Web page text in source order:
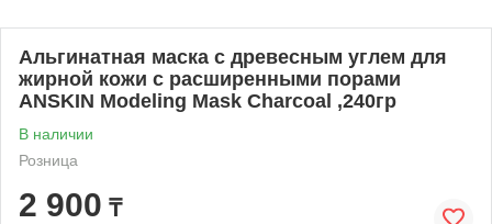
Альгинатная маска с древесным углем для
жирной кожи с расширенными порами
ANSKIN Modeling Mask Charcoal ,240гр
В наличии
Розница
2 900 ₸